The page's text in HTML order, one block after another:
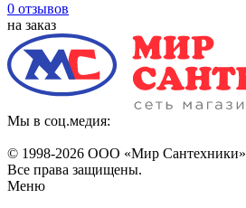
0 отзывов
на заказ
Мы в соц.медия:
© 1998-2026 ООО «Мир Сантехники»
Все права защищены.
Меню